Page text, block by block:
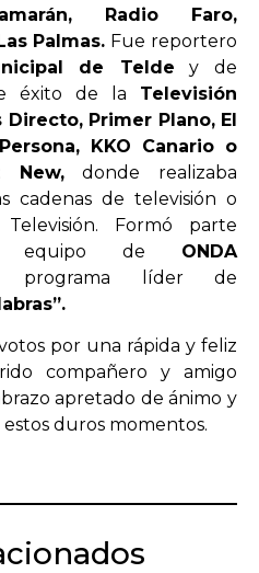
Radio Faro,
Palmas. Fue reportero
de Telde y de
éxito de la Televisión
Directo, Primer Plano, El
KKO Canario o
New,donde realizaba
cadenas de televisión o
Formó parte
equipo de ONDA
líder de
por una rápida y feliz
compañero y amigo
apretado de ánimo y
duros momentos.